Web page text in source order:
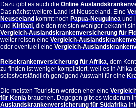
Dazu gibt es auch dieOnline
Das nächst weitere Land ist Neuseeland . Eine
Neuseeland kommt noch Papua-Neuguinea und
und Kiribati, die den meisten weniger bekannt
Vergleich-Auslandskrankenversicherung für
weiter reisen eineVergleich-
oder eventuell eineVergleich-
Reisekrankenversicherung für Afrika, dem
zu finden ist weniger kompliziert, weil es in
selbstverständlich genügend Auswahl für eine
Die meisten Touristen werden eher eine
für Kenia brauchen. Dagegen gibt es wiederum
Auslandskrankenversicherung für Südafrika